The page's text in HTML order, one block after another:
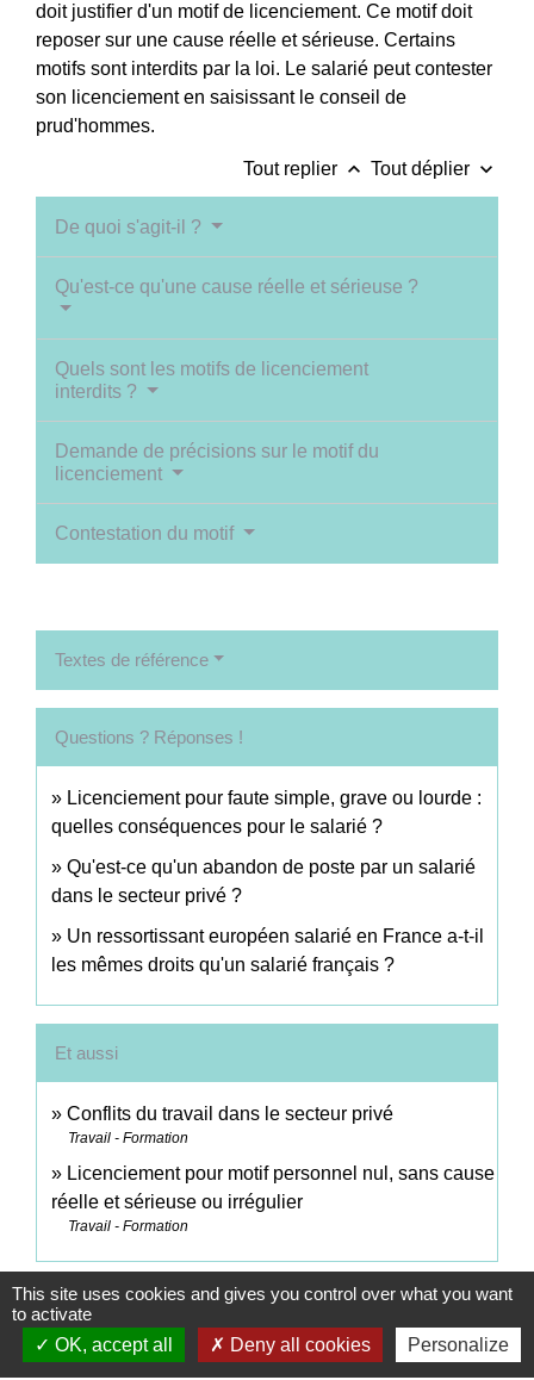
doit justifier d'un motif de licenciement. Ce motif doit
reposer sur une cause réelle et sérieuse. Certains
motifs sont interdits par la loi. Le salarié peut contester
son licenciement en saisissant le conseil de
prud'hommes.
Tout replier keyboard_arrow_up Tout déplier keyboard_arrow_down
De quoi s'agit-il ?
Qu'est-ce qu'une cause réelle et sérieuse ?
Quels sont les motifs de licenciement
interdits ?
Demande de précisions sur le motif du
licenciement
Contestation du motif
Textes de référence
Questions ? Réponses !
Licenciement pour faute simple, grave ou lourde :
quelles conséquences pour le salarié ?
Qu'est-ce qu'un abandon de poste par un salarié
dans le secteur privé ?
Un ressortissant européen salarié en France a-t-il
les mêmes droits qu'un salarié français ?
Et aussi
Conflits du travail dans le secteur privé
Travail - Formation
Licenciement pour motif personnel nul, sans cause
réelle et sérieuse ou irrégulier
Travail - Formation
Signaler une erreur sur cette page
This site uses cookies and gives you control over what you want
to activate
OK, accept all
Deny all cookies Personalize